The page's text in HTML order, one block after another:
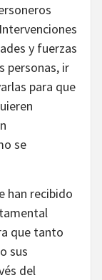
y fuerzas
personas, ir
para que
se
han recibido
que tanto
sus
del